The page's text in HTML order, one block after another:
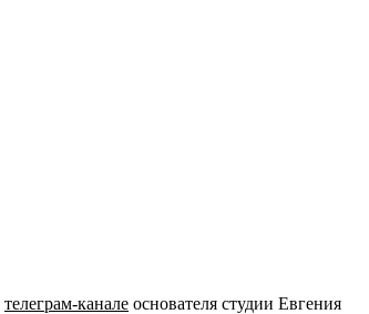
телеграм-канале основателя студии Евгения